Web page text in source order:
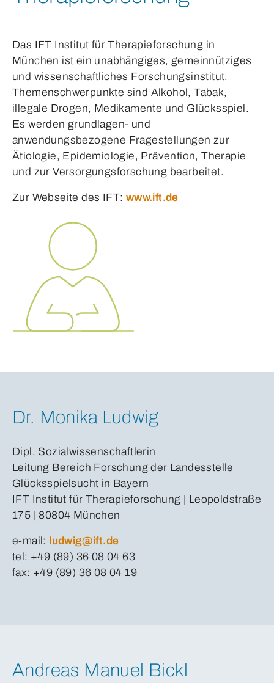
Das IFT Institut für Therapieforschung in
München ist ein unabhängiges, gemeinnütziges
und wissenschaftliches Forschungsinstitut.
Themenschwerpunkte sind Alkohol, Tabak,
illegale Drogen, Medikamente und Glücksspiel.
Es werden grundlagen- und
anwendungsbezogene Fragestellungen zur
Ätiologie, Epidemiologie, Prävention, Therapie
und zur Versorgungsforschung bearbeitet.
Zur Webseite des IFT: www.ift.de
Dr. Monika Ludwig
Dipl. Sozialwissenschaftlerin
Leitung Bereich Forschung der Landesstelle
Glücksspielsucht in Bayern
IFT Institut für Therapieforschung | Leopoldstraße
175 | 80804 München
e-mail: ludwig@ift.de
tel: +49 (89) 36 08 04 63
fax: +49 (89) 36 08 04 19
Andreas Manuel Bickl